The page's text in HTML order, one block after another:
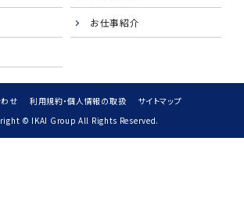
お仕事紹介
せ 利用規約・個人情報の取扱
サイトマップ
© IKAI Group All Rights Reserved.